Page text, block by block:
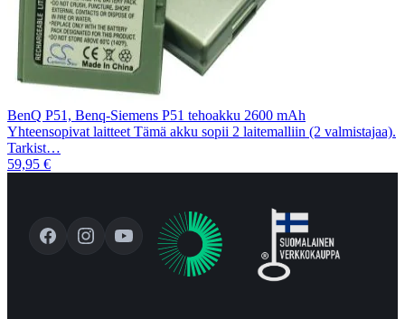
BenQ P51, Benq-Siemens P51 tehoakku 2600 mAh
Yhteensopivat laitteet Tämä akku sopii 2 laitemalliin (2 valmistajaa).
Tarkist…
59,95 €